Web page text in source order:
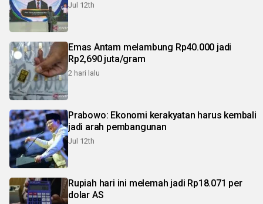
Jul 12th
Emas Antam melambung Rp40.000 jadi
Rp2,690 juta/gram
2 hari lalu
Prabowo: Ekonomi kerakyatan harus kembali
jadi arah pembangunan
Jul 12th
Rupiah hari ini melemah jadi Rp18.071 per
dolar AS